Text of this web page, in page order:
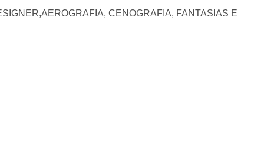
CENOGRAFIA, FANTASIAS E